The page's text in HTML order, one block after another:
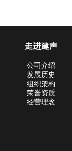
走进建声
公司介绍
发展历史
组织架构
荣誉资质
经营理念